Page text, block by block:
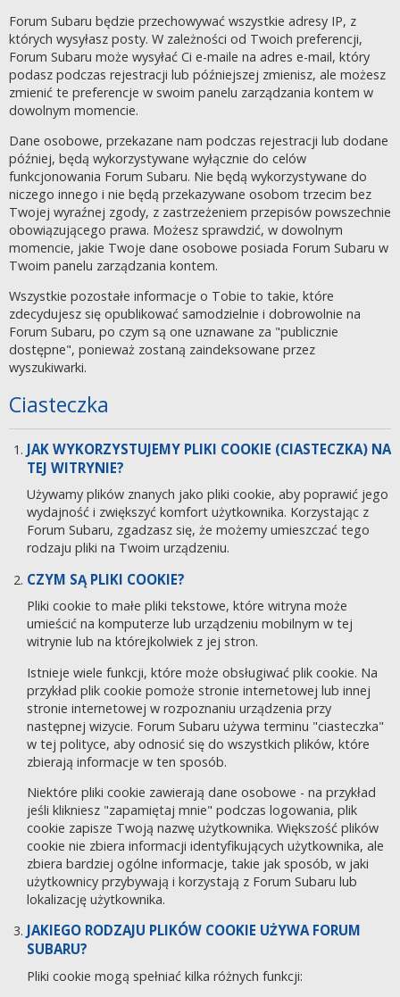
Forum Subaru będzie przechowywać wszystkie adresy IP, z
których wysyłasz posty. W zależności od Twoich preferencji,
Forum Subaru może wysyłać Ci e-maile na adres e-mail, który
podasz podczas rejestracji lub późniejszej zmienisz, ale możesz
zmienić te preferencje w swoim panelu zarządzania kontem w
dowolnym momencie.
Dane osobowe, przekazane nam podczas rejestracji lub dodane
później, będą wykorzystywane wyłącznie do celów
funkcjonowania Forum Subaru. Nie będą wykorzystywane do
niczego innego i nie będą przekazywane osobom trzecim bez
Twojej wyraźnej zgody, z zastrzeżeniem przepisów powszechnie
obowiązującego prawa. Możesz sprawdzić, w dowolnym
momencie, jakie Twoje dane osobowe posiada Forum Subaru w
Twoim panelu zarządzania kontem.
Wszystkie pozostałe informacje o Tobie to takie, które
zdecydujesz się opublikować samodzielnie i dobrowolnie na
Forum Subaru, po czym są one uznawane za "publicznie
dostępne", ponieważ zostaną zaindeksowane przez
wyszukiwarki.
Ciasteczka
JAK WYKORZYSTUJEMY PLIKI COOKIE (CIASTECZKA) NA
TEJ WITRYNIE?
Używamy plików znanych jako pliki cookie, aby poprawić jego
wydajność i zwiększyć komfort użytkownika. Korzystając z
Forum Subaru, zgadzasz się, że możemy umieszczać tego
rodzaju pliki na Twoim urządzeniu.
CZYM SĄ PLIKI COOKIE?
Pliki cookie to małe pliki tekstowe, które witryna może
umieścić na komputerze lub urządzeniu mobilnym w tej
witrynie lub na którejkolwiek z jej stron.
Istnieje wiele funkcji, które może obsługiwać plik cookie. Na
przykład plik cookie pomoże stronie internetowej lub innej
stronie internetowej w rozpoznaniu urządzenia przy
następnej wizycie. Forum Subaru używa terminu "ciasteczka"
w tej polityce, aby odnosić się do wszystkich plików, które
zbierają informacje w ten sposób.
Niektóre pliki cookie zawierają dane osobowe - na przykład
jeśli klikniesz "zapamiętaj mnie" podczas logowania, plik
cookie zapisze Twoją nazwę użytkownika. Większość plików
cookie nie zbiera informacji identyfikujących użytkownika, ale
zbiera bardziej ogólne informacje, takie jak sposób, w jaki
użytkownicy przybywają i korzystają z Forum Subaru lub
lokalizację użytkownika.
JAKIEGO RODZAJU PLIKÓW COOKIE UŻYWA FORUM
SUBARU?
Pliki cookie mogą spełniać kilka różnych funkcji: